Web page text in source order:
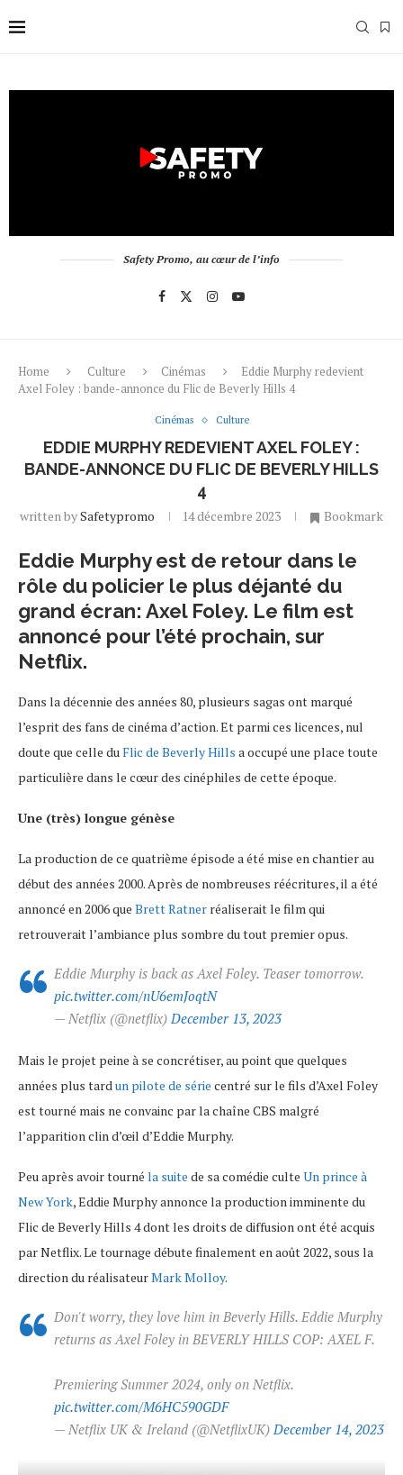
Safety Promo, au cœur de l’info
Home Culture Cinémas
Eddie Murphy redevient
Axel Foley : bande-annonce du Flic de Beverly Hills 4
Cinémas Culture
EDDIE MURPHY REDEVIENT AXEL FOLEY :
BANDE-ANNONCE DU FLIC DE BEVERLY HILLS
4
written bySafetypromo 14 décembre 2023 Bookmark
Eddie Murphy est de retour dans le
rôle du policier le plus déjanté du
grand écran: Axel Foley. Le film est
annoncé pour l’été prochain, sur
Netflix.
Dans la décennie des années 80, plusieurs sagas ont marqué
l’esprit des fans de cinéma d’action. Et parmi ces licences, nul
doute que celle duFlic de Beverly Hills a occupé une place toute
particulière dans le cœur des cinéphiles de cette époque.
Une (très) longue génèse
La production de ce quatrième épisode a été mise en chantier au
début des années 2000. Après de nombreuses réécritures, il a été
annoncé en 2006 que Brett Ratner réaliserait le film qui
retrouverait l’ambiance plus sombre du tout premier opus.
Eddie Murphy is back as Axel Foley. Teaser tomorrow.
pic.twitter.com/nU6emJoqtN
— Netflix (@netflix)December 13, 2023
Mais le projet peine à se concrétiser, au point que quelques
années plus tardun pilote de série centré sur le fils d’Axel Foley
est tourné mais ne convainc par la chaîne CBS malgré
l’apparition clin d’œil d’Eddie Murphy.
Peu après avoir tourné la suite de sa comédie culte Un prince à
New York, Eddie Murphy annonce la production imminente du
Flic de Beverly Hills 4 dont les droits de diffusion ont été acquis
par Netflix. Le tournage débute finalement en août 2022, sous la
direction du réalisateurMark Molloy.
Don't worry, they love him in Beverly Hills. Eddie Murphy
returns as Axel Foley in BEVERLY HILLS COP: AXEL F.
Premiering Summer 2024, only on Netflix.
pic.twitter.com/M6HC590GDF
— Netflix UK & Ireland (@NetflixUK)December 14, 2023